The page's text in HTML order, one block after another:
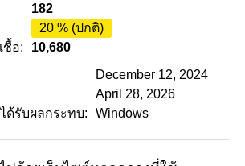
182
20 % (ปกติ)
ชื้อ:
10,680
December 12, 2024
April 28, 2026
ด้รับผลกระทบ:
Windows